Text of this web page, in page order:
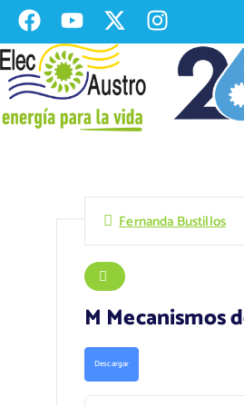
Fernanda Bustillos
M Mecanismos
Descargar